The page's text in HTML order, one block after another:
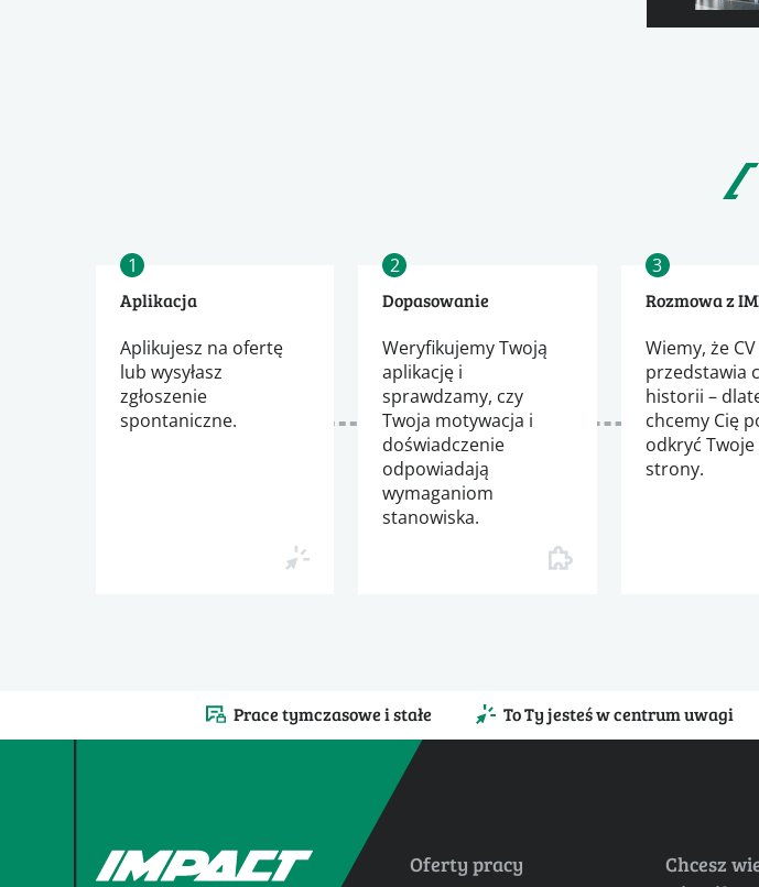
1
Aplikacja
Aplikujesz na ofertę
lub wysyłasz
zgłoszenie
spontaniczne.
2
Dopasowanie
Weryfikujemy Twoją
aplikację i
sprawdzamy, czy
Twoja motywacja i
doświadczenie
odpowiadają
wymaganiom
stanowiska.
3
Rozmowa z
Wiemy, że
przedstawia
historii –
chcemy Cię
odkryć
strony.
Prace tymczasowe i stałe To Ty jesteś w centrum uwagi
Oferty pracy
Chcesz